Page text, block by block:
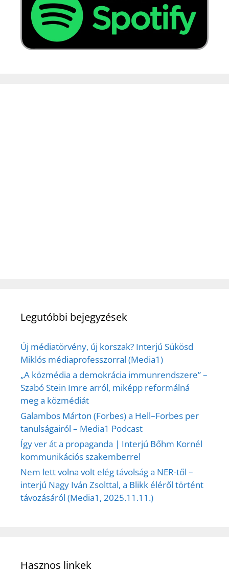
Legutóbbi bejegyzések
Új médiatörvény, új korszak? Interjú Sükösd
Miklós médiaprofesszorral (Media1)
„A közmédia a demokrácia immunrendszere” –
Szabó Stein Imre arról, miképp reformálná
meg a közmédiát
Galambos Márton (Forbes) a Hell–Forbes per
tanulságairól – Media1 Podcast
Így ver át a propaganda | Interjú Bőhm Kornél
kommunikációs szakemberrel
Nem lett volna volt elég távolság a NER-től –
interjú Nagy Iván Zsolttal, a Blikk éléről történt
távozásáról (Media1, 2025.11.11.)
Hasznos linkek